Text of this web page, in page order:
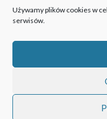
Używamy plików cookies w
serwisów.
WOBIEKTYW ©